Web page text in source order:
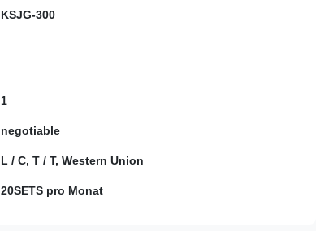
KSJG-300
1
negotiable
L / C, T / T, Western Union
20SETS pro Monat